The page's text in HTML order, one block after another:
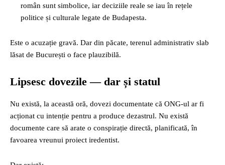
român sunt simbolice, iar deciziile reale se iau în rețele
politice și culturale legate de Budapesta.
Este o acuzație gravă. Dar din păcate, terenul administrativ slab
lăsat de București o face plauzibilă.
Lipsesc dovezile — dar și statul
Nu există, la această oră, dovezi documentate că ONG-ul ar fi
acționat cu intenție pentru a produce dezastrul. Nu există
documente care să arate o conspirație directă, planificată, în
favoarea vreunui proiect iredentist.